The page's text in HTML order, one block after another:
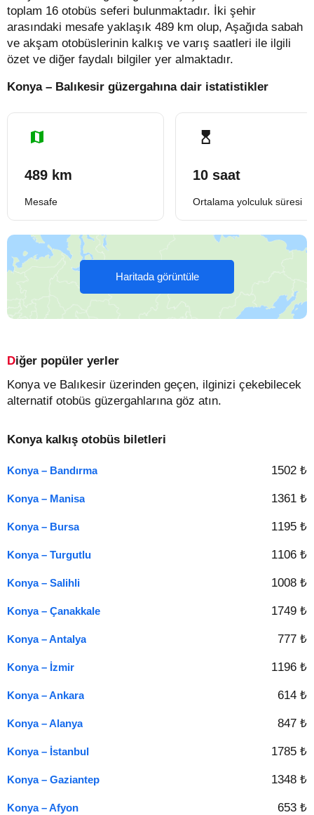
toplam 16 otobüs seferi bulunmaktadır. İki şehir
arasındaki mesafe yaklaşık 489 km olup, Aşağıda sabah
ve akşam otobüslerinin kalkış ve varış saatleri ile ilgili
özet ve diğer faydalı bilgiler yer almaktadır.
Konya – Balıkesir güzergahına dair istatistikler
489 km
Mesafe
10 saat
Ortalama yolculuk süresi
Haritada görüntüle
Diğer popüler yerler
Konya ve Balıkesir üzerinden geçen, ilginizi çekebilecek
alternatif otobüs güzergahlarına göz atın.
Konya kalkış otobüs biletleri
Konya – Bandırma 1502 ₺
Konya – Manisa 1361 ₺
Konya – Bursa 1195 ₺
Konya – Turgutlu 1106 ₺
Konya – Salihli 1008 ₺
Konya – Çanakkale 1749 ₺
Konya – Antalya 777 ₺
Konya – İzmir 1196 ₺
Konya – Ankara 614 ₺
Konya – Alanya 847 ₺
Konya – İstanbul 1785 ₺
Konya – Gaziantep 1348 ₺
Konya – Afyon 653 ₺